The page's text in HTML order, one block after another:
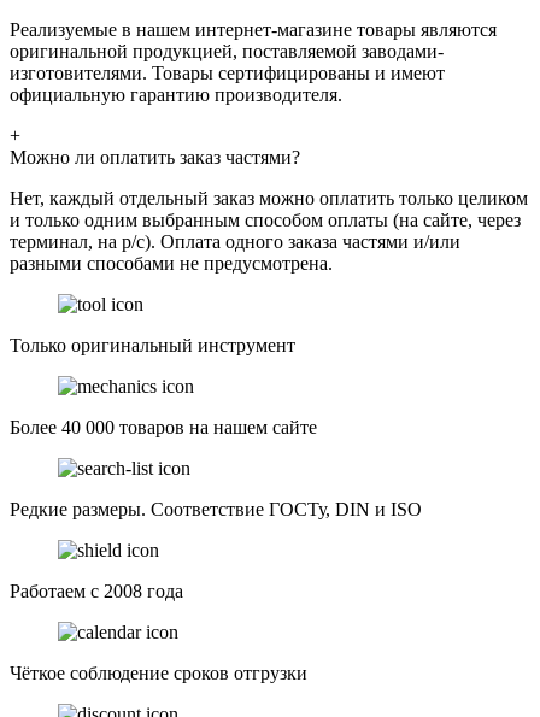
Реализуемые в нашем интернет-магазине товары являются
оригинальной продукцией, поставляемой заводами-
изготовителями. Товары сертифицированы и имеют
официальную гарантию производителя.
+
Можно ли оплатить заказ частями?
Нет, каждый отдельный заказ можно оплатить только целиком
и только одним выбранным способом оплаты (на сайте, через
терминал, на р/с). Оплата одного заказа частями и/или
разными способами не предусмотрена.
Только оригинальный инструмент
Более 40 000 товаров на нашем сайте
Редкие размеры. Соответствие ГОСТу, DIN и ISO
Работаем с 2008 года
Чёткое соблюдение сроков отгрузки